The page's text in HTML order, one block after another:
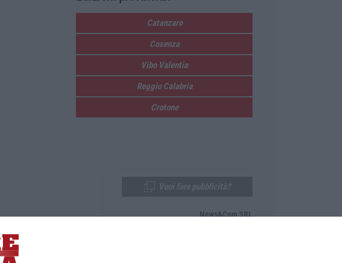
Catanzaro
Cosenza
Vibo Valentia
Reggio Calabria
Crotone
News&Com SRL